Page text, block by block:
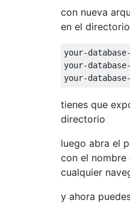
con nueva
en el
your-database-
your-database-
your-database-
tienes que
directorio
luego abra el
con el nombre
cualquier
y ahora